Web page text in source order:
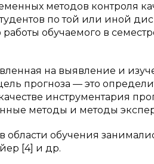
методов контроля
по той или иной
обучаемого в
на выявление и
прогноза — это
инструментария
методы и методы
обучения
[4] и др.